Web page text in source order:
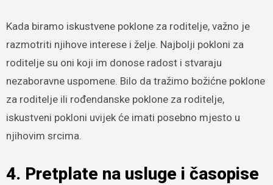
Kada biramo iskustvene poklone za roditelje, važno je
razmotriti njihove interese i želje. Najbolji pokloni za
roditelje su oni koji im donose radost i stvaraju
nezaboravne uspomene. Bilo da tražimo božićne poklone
za roditelje ili rođendanske poklone za roditelje,
iskustveni pokloni uvijek će imati posebno mjesto u
njihovim srcima.
4. Pretplate na usluge i časopise